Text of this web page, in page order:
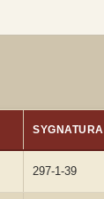
SYGNATURA
297-1-39